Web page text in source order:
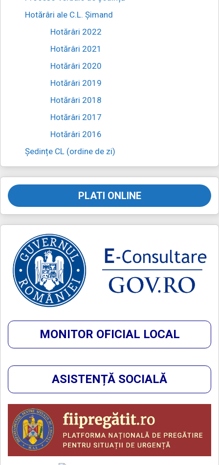
Hotărâri ale C.L. Șimand
Hotărâri 2022
Hotărâri 2021
Hotărâri 2020
Hotărâri 2019
Hotărâri 2018
Hotărâri 2017
Hotărâri 2016
Ședințe CL (ordine de zi)
PLATI ONLINE
MONITOR OFICIAL LOCAL
ASISTENȚĂ SOCIALĂ